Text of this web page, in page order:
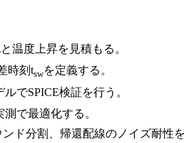
と温度上昇を見積もる。
時刻tswを定義する。
でSPICE検証を行う。
で最適化する。
ド分割、帰還配線のノイズ耐性を